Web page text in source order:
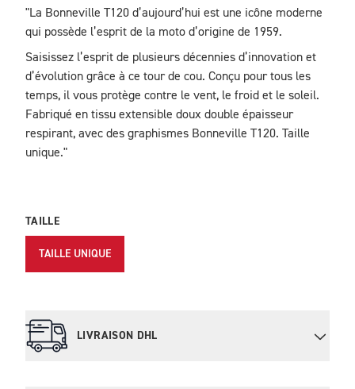
DESCRIPTION
"La Bonneville T120 d’aujourd’hui est une icône moderne
qui possède l’esprit de la moto d’origine de 1959.
Saisissez l’esprit de plusieurs décennies d’innovation et
d’évolution grâce à ce tour de cou. Conçu pour tous les
temps, il vous protège contre le vent, le froid et le soleil.
Fabriqué en tissu extensible doux double épaisseur
respirant, avec des graphismes Bonneville T120. Taille
unique."
TAILLE
TAILLE UNIQUE
LIVRAISON DHL